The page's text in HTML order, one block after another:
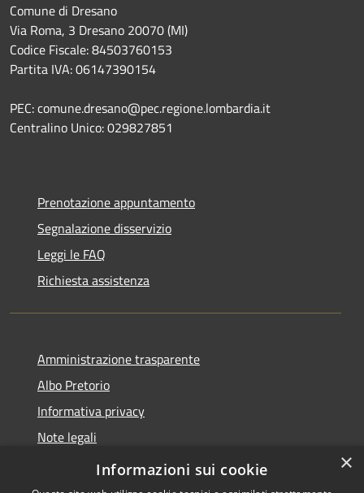
Comune di Dresano
Via Roma, 3 Dresano 20070 (MI)
Codice Fiscale: 84503760153
Partita IVA: 06147390154
PEC: comune.dresano@pec.regione.lombardia.it
Centralino Unico: 029827851
Prenotazione appuntamento
Segnalazione disservizio
Leggi le FAQ
Richiesta assistenza
Amministrazione trasparente
Albo Pretorio
Informativa privacy
Note legali
Dichiarazione di accessibilità
×
Informazioni sui cookie